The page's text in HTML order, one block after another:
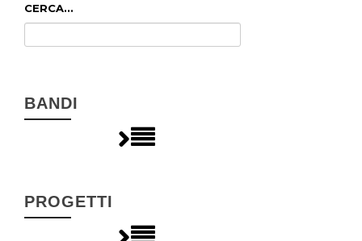
CERCA...
BANDI
PROGETTI